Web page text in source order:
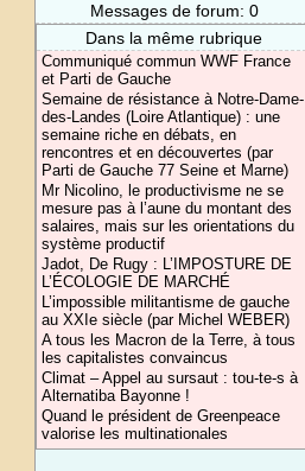
Messages de forum: 0
Dans la même rubrique
Communiqué commun WWF France
et Parti de Gauche
Semaine de résistance à Notre-Dame-
des-Landes (Loire Atlantique) : une
semaine riche en débats, en
rencontres et en découvertes (par
Parti de Gauche 77 Seine et Marne)
Mr Nicolino, le productivisme ne se
mesure pas à l’aune du montant des
salaires, mais sur les orientations du
système productif
Jadot, De Rugy : L’IMPOSTURE DE
L’ÉCOLOGIE DE MARCHÉ
L’impossible militantisme de gauche
au XXIe siècle (par Michel WEBER)
A tous les Macron de la Terre, à tous
les capitalistes convaincus
Climat – Appel au sursaut : tou-te-s à
Alternatiba Bayonne !
Quand le président de Greenpeace
valorise les multinationales